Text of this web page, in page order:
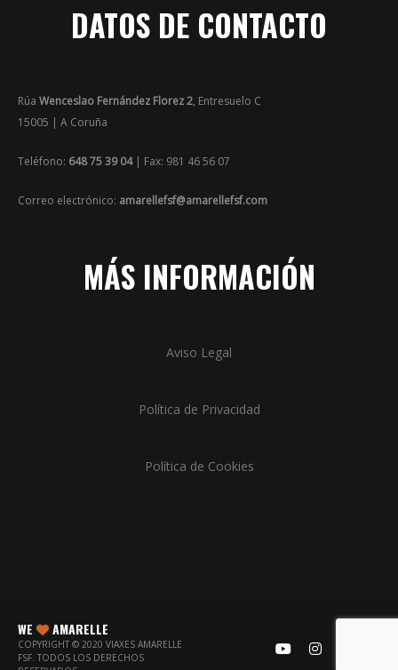
DATOS DE CONTACTO
Rúa Wenceslao Fernández Florez 2, Entresuelo C
15005 | A Coruña
Teléfono: 648 75 39 04| Fax: 981 46 56 07
Correo electrónico: amarellefsf@amarellefsf.com
MÁS INFORMACIÓN
Aviso Legal
Política de Privacidad
Política de Cookies
WE AMARELLE
COPYRIGHT © 2020 VIAXES AMARELLE
FSF. TODOS LOS DERECHOS